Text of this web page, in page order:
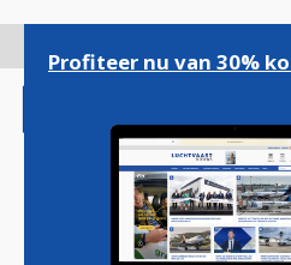
gaan
Profiteer nu van 30%